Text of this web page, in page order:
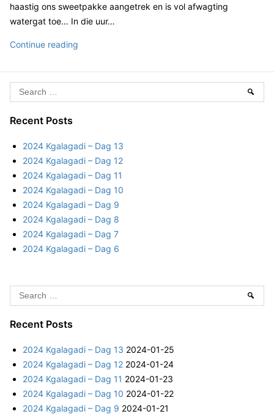
D
a
s
g
–
haastig ons sweetpakke aangetrek en is vol afwagting
watergat toe… In die uur…
Continue reading
1
K
l
a
g
a
d
i
–
D
e
a
c
h
o
Recent Posts
2024 Kgalagadi – Dag 13
2024 Kgalagadi – Dag 12
2024 Kgalagadi – Dag 11
2024 Kgalagadi – Dag 10
2024 Kgalagadi – Dag 9
2024 Kgalagadi – Dag 8
2024 Kgalagadi – Dag 7
2024 Kgalagadi – Dag 6
e
a
c
h
o
Recent Posts
2024 Kgalagadi – Dag 13 2024-01-25
2024 Kgalagadi – Dag 12 2024-01-24
2024 Kgalagadi – Dag 11 2024-01-23
2024 Kgalagadi – Dag 10 2024-01-22
2024 Kgalagadi – Dag 9 2024-01-21